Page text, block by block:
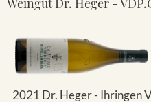
Weingut Dr. Heger -
2021 Dr. Heger - Ihringen